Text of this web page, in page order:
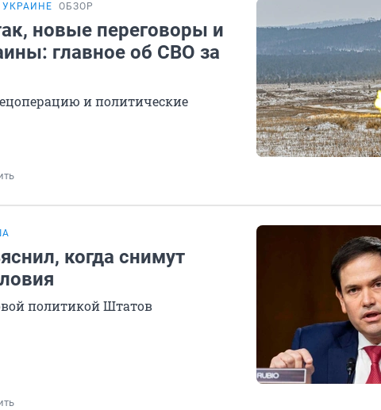
ОБЗОР
новые переговоры и
главное об СВО за
и политические
когда снимут
политикой Штатов